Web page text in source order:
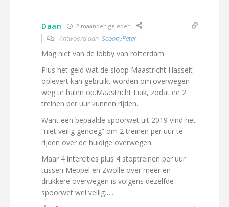
Daan 2 maanden geleden
Antwoord aan ScoobyPeter
Mag niet van de lobby van rotterdam.
Plus het geld wat de sloop Maastricht Hasselt
oplevert kan gebruikt worden om.overwegen
weg te halen op.Maastricht Luik, zodat ee 2
treinen per uur kunnen rijden.
Want een bepaalde spoorwet uit 2019 vind het
“niet veilig genoeg” om 2 treinen per uur te
rijden over de huidige overwegen.
Maar 4 intercities plus 4 stoptreinen per uur
tussen Meppel en Zwolle over meer en
drukkere overwegen is volgens dezelfde
spoorwet wel veilig…..